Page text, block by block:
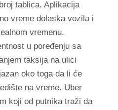
tablica. Aplikacija
vreme dolaska vozila i
vremenu.
u poređenju sa
taksija na ulici
oko toga da li će
na vreme. Uber
koji od putnika traži da